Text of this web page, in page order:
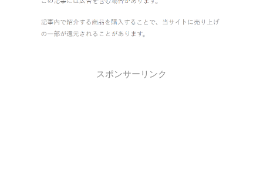
スポンサーリンク